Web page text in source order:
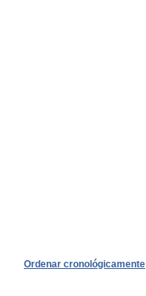
Ordenar cronológicamente